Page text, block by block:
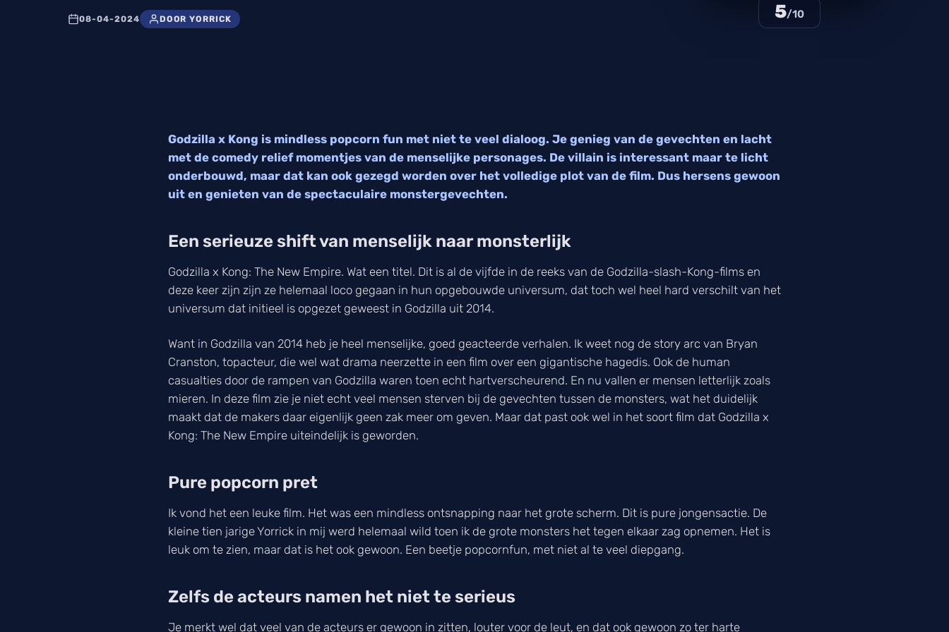
08-04-2024 DOOR YORRICK 5/10
Godzilla x Kong is mindless popcorn fun met niet te veel dialoog. Je genieg van de gevechten en lacht
met de comedy relief momentjes van de menselijke personages. De villain is interessant maar te licht
onderbouwd, maar dat kan ook gezegd worden over het volledige plot van de film. Dus hersens gewoon
uit en genieten van de spectaculaire monstergevechten.
Een serieuze shift van menselijk naar monsterlijk
Godzilla x Kong: The New Empire. Wat een titel. Dit is al de vijfde in de reeks van de Godzilla-slash-Kong-films en
deze keer zijn zijn ze helemaal loco gegaan in hun opgebouwde universum, dat toch wel heel hard verschilt van het
universum dat initieel is opgezet geweest in Godzilla uit 2014.
Want in Godzilla van 2014 heb je heel menselijke, goed geacteerde verhalen. Ik weet nog de story arc van Bryan
Cranston, topacteur, die wel wat drama neerzette in een film over een gigantische hagedis. Ook de human
casualties door de rampen van Godzilla waren toen echt hartverscheurend. En nu vallen er mensen letterlijk zoals
mieren. In deze film zie je niet echt veel mensen sterven bij de gevechten tussen de monsters, wat het duidelijk
maakt dat de makers daar eigenlijk geen zak meer om geven. Maar dat past ook wel in het soort film dat Godzilla x
Kong: The New Empire uiteindelijk is geworden.
Pure popcorn pret
Ik vond het een leuke film. Het was een mindless ontsnapping naar het grote scherm. Dit is pure jongensactie. De
kleine tien jarige Yorrick in mij werd helemaal wild toen ik de grote monsters het tegen elkaar zag opnemen. Het is
leuk om te zien, maar dat is het ook gewoon. Een beetje popcornfun, met niet al te veel diepgang.
Zelfs de acteurs namen het niet te serieus
Je merkt wel dat veel van de acteurs er gewoon in zitten, louter voor de leut, en dat ook gewoon zo ter harte